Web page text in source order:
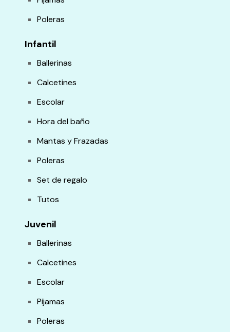
Poleras
Infantil
Ballerinas
Calcetines
Escolar
Hora del baño
Mantas y Frazadas
Poleras
Set de regalo
Tutos
Juvenil
Ballerinas
Calcetines
Escolar
Pijamas
Poleras